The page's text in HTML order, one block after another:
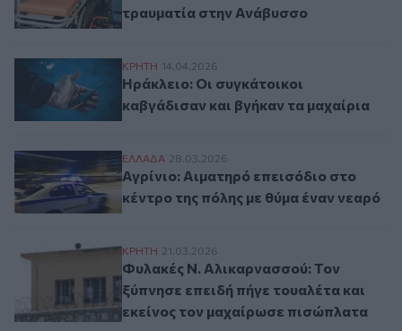
τραυματία στην Ανάβυσσο
Ηράκλειο: Οι συγκάτοικοι καβγάδισαν
ΚΡΗΤΗ 14.04.2026
Ηράκλειο: Οι συγκάτοικοι
καβγάδισαν και βγήκαν τα μαχαίρια
Αγρίνιο: Αιματηρό επεισόδιο στο κέντρο
ΕΛΛAΔΑ 28.03.2026
Αγρίνιο: Αιματηρό επεισόδιο στο
κέντρο της πόλης με θύμα έναν νεαρό
Φυλακές Ν. Αλικαρνασσού: Τον ξύπνησε
ΚΡΗΤΗ 21.03.2026
Φυλακές Ν. Αλικαρνασσού: Τον
ξύπνησε επειδή πήγε τουαλέτα και
εκείνος τον μαχαίρωσε πισώπλατα